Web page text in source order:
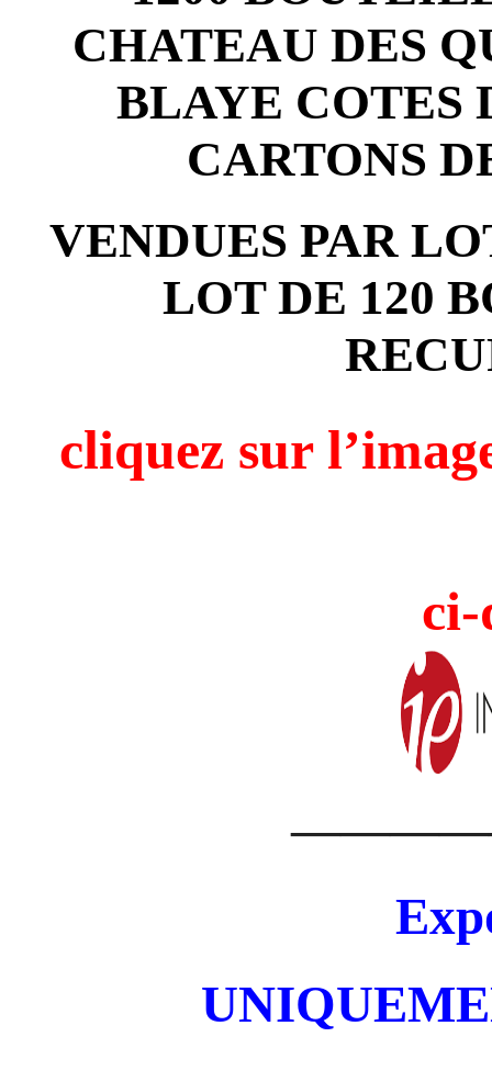
CHATEAU DES
BLAYE COTES
CARTONS
VENDUES PAR
LOT DE 120
cliquez sur
ci-